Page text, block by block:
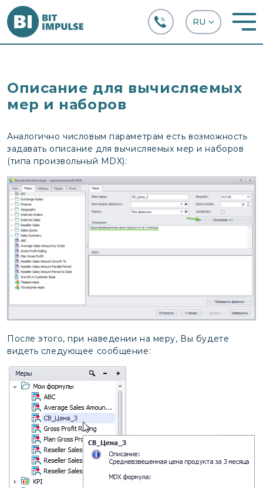
Описание для вычисляемых
мер и наборов
Аналогично числовым параметрам есть возможность
задавать описание для вычисляемых мер и наборов
(типа произвольный MDX):
После этого, при наведении на меру, Вы будете
видеть следующее сообщение: